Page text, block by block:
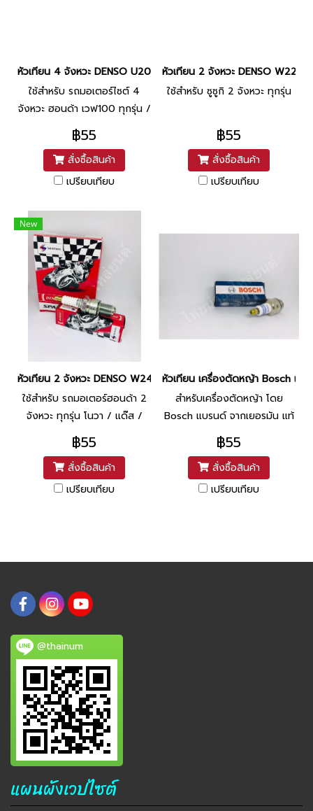
หัวเทียน 4 จังหวะ DENSO U20FS-U
ใช้สำหรับ รถมอเตอร์ไซต์ 4
จังหวะ ฮอนด้า เวฟ100 ทุกรุ่น /
ดรีม คาร์บู ทุกรุ่น / สแมช คาร์บู
/ มีโอ คาร์บู / ฟิโน่ คาร์บู /
เฟรช / เรนโบว์
฿55
สั่งซื้อสินค้า
เปรียบเทียบ
หัวเทียน 2 จังหวะ DENSO
ใช้สำหรับ ซูซูกิ 2 จังหวะ ทุกรุ่น
฿55
สั่งซื้อสินค้า
เปรียบเทียบ
New
หัวเทียน 2 จังหวะ DENSO W24ES-US
ใช้สำหรับ รถมอเตอร์ฮอนด้า 2
จังหวะ ทุกรุ่น โนวา / แด๊ส /
แอลเอส / NSR / BEAT / MTX
/ Fighter / Phantom 150
2จังหวะ
฿55
สั่งซื้อสินค้า
เปรียบเทียบ
หัวเทียน เครื่องตัดหญ้า Bosch เบอ
สำหรับเครื่องตัดหญ้า โดย
Bosch แบรนด์ จากเยอรมัน แท้
฿55
สั่งซื้อสินค้า
เปรียบเทียบ
@thainum
แผนผังเวปไซต์